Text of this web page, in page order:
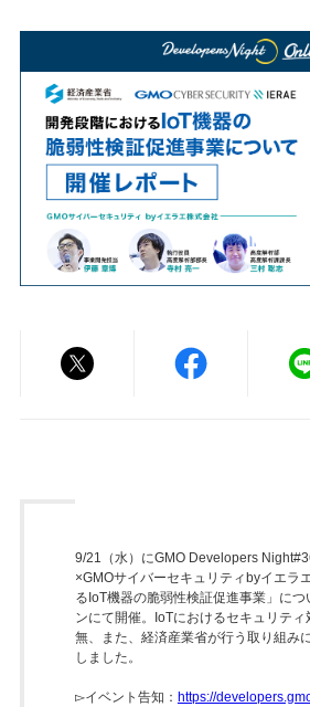
9/21（水）にGMO Developers
×GMOサイバーセキュリティbyイエラ
るIoT機器の脆弱性検証促進事業」につ
ンにて開催。IoTにおけるセキュリテ
無、また、経済産業省が行う取り組み
しました。
▻イベント告知： https://